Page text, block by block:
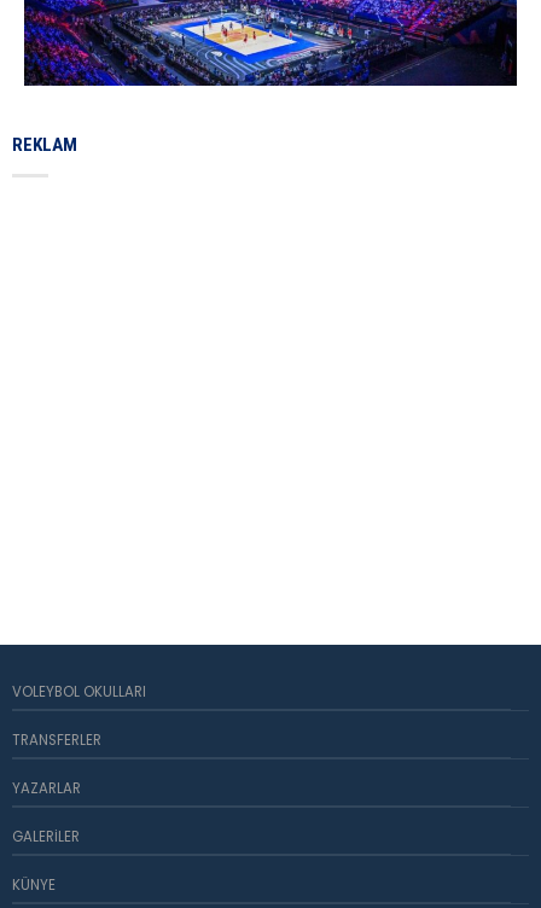
REKLAM
VOLEYBOL OKULLARI
TRANSFERLER
YAZARLAR
GALERILER
KÜNYE